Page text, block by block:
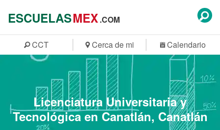
ESCUELASMEX.COM
CCT Cerca de mi Calendario
Licenciatura Universitaria y
Tecnológica en Canatlán, Canatlán